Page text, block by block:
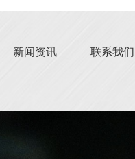
新闻资讯 联系我们